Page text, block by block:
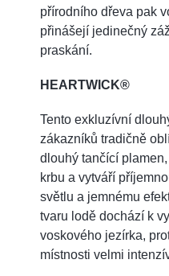
přírodního dřeva pak
přinášejí jedinečný
praskání.
HEARTWICK®
Tento exkluzívní
zákazníků tradičně
dlouhý tančící
krbu a vytváří
světlu a jemnému
tvaru lodě dochází k
voskového jezírka,
místnosti velmi